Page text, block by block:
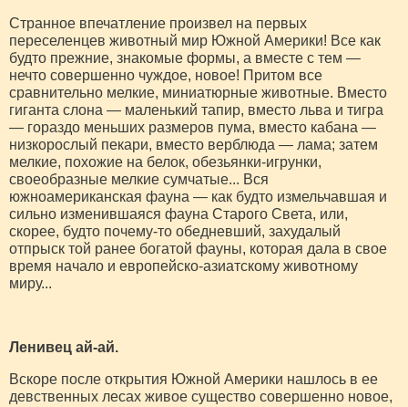
Странное впечатление произвел на первых
переселенцев животный мир Южной Америки! Все как
будто прежние, знакомые формы, а вместе с тем —
нечто совершенно чуждое, новое! Притом все
сравнительно мелкие, миниатюрные животные. Вместо
гиганта слона — маленький тапир, вместо льва и тигра
— гораздо меньших размеров пума, вместо кабана —
низкорослый пекари, вместо верблюда — лама; затем
мелкие, похожие на белок, обезьянки-игрунки,
своеобразные мелкие сум­чатые... Вся
южноамериканская фауна — как будто измельчавшая и
сильно изменившаяся фауна Старого Света, или,
скорее, будто почему-то обедневший, заху­далый
отпрыск той ранее богатой фауны, которая дала в свое
время начало и европейско-азиатскому животному
миру...
Ленивец ай-ай.
Вскоре после открытия Южной Америки нашлось в ее
девственных лесах живое существо совершенно новое,